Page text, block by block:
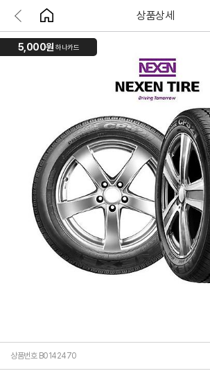
상품상세
5,000원 하나카드
상품번호 B0142470